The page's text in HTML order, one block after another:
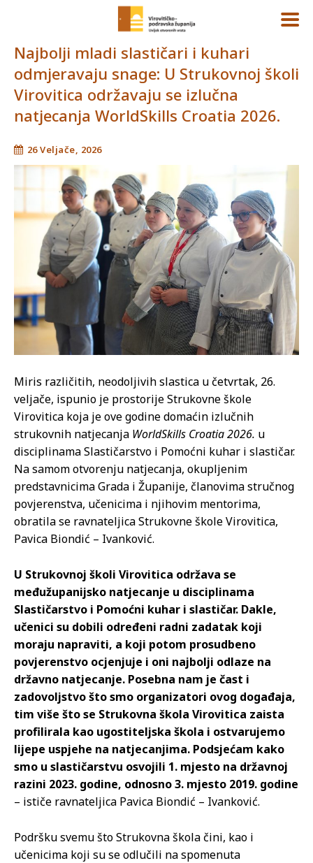
Najbolji mladi slastičari i kuhari
odmjeravaju snage: U Strukovnoj školi
Virovitica održavaju se izlučna
natjecanja WorldSkills Croatia 2026.
26 Veljače, 2026
Miris različitih, neodoljivih slastica u četvrtak, 26.
veljače, ispunio je prostorije Strukovne škole
Virovitica koja je ove godine domaćin izlučnih
strukovnih natjecanja WorldSkills Croatia 2026. u
disciplinama Slastičarstvo i Pomoćni kuhar i slastičar.
Na samom otvorenju natjecanja, okupljenim
predstavnicima Grada i Županije, članovima stručnog
povjerenstva, učenicima i njihovim mentorima,
obratila se ravnateljica Strukovne škole Virovitica,
Pavica Biondić – Ivanković.
U Strukovnoj školi Virovitica održava se
međužupanijsko natjecanje u disciplinama
Slastičarstvo i Pomoćni kuhar i slastičar. Dakle,
učenici su dobili određeni radni zadatak koji
moraju napraviti, a koji potom prosudbeno
povjerenstvo ocjenjuje i oni najbolji odlaze na
državno natjecanje. Posebna nam je čast i
zadovoljstvo što smo organizatori ovog događaja,
tim više što se Strukovna škola Virovitica zaista
profilirala kao ugostiteljska škola i ostvarujemo
lijepe uspjehe na natjecanjima. Podsjećam kako
smo u slastičarstvu osvojili 1. mjesto na državnoj
razini 2023. godine, odnosno 3. mjesto 2019. godine
– ističe ravnateljica Pavica Biondić – Ivanković.
Podršku svemu što Strukovna škola čini, kao i
učenicima koji su se odlučili na spomenuta